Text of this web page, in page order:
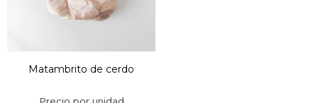
Matambrito de cerdo